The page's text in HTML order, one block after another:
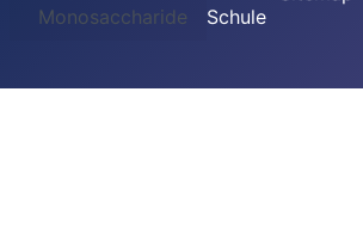
Monosaccharide
Schule